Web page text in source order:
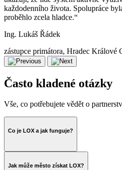
každodenního života. Spolupráce
proběhlo zcela hladce.“
Ing. Lukáš Řádek
zástupce primátora, Hradec Králové
Často kladené otázky
Vše, co potřebujete vědět o
Co je LOX a jak funguje?
Jak může město získat LOX?